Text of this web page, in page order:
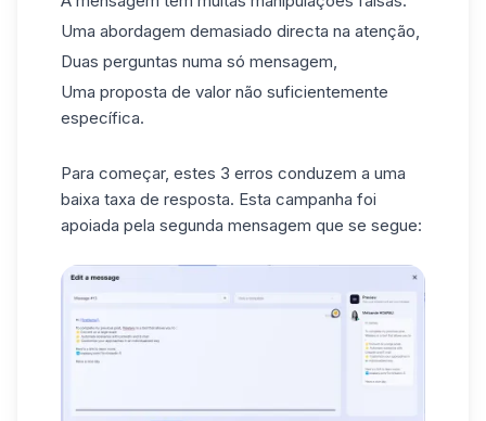
Uma abordagem demasiado directa na atenção,
Duas perguntas numa só mensagem,
Uma proposta de valor não suficientemente
específica.
Para começar, estes 3 erros conduzem a uma
baixa taxa de resposta. Esta campanha foi
apoiada pela segunda mensagem que se segue: